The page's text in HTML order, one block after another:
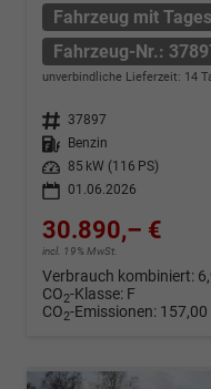
Fahrzeug mit
Fahrzeug-Nr.:
unverbindliche Lieferzeit: 14
Fahrzeug-Nr. 37897
Kraftstoff
Benzin
Leistung
85 kW (116 PS)
01.06.2026
30.890,– €
incl. 19% MwSt.
Verbrauch kombiniert:
CO2-Klasse: F
CO2-Emissionen: